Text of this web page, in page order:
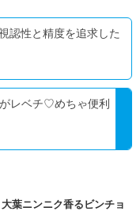
認性と精度を追求した
レベチ♡めちゃ便利
葉ニンニク香るビンチョ